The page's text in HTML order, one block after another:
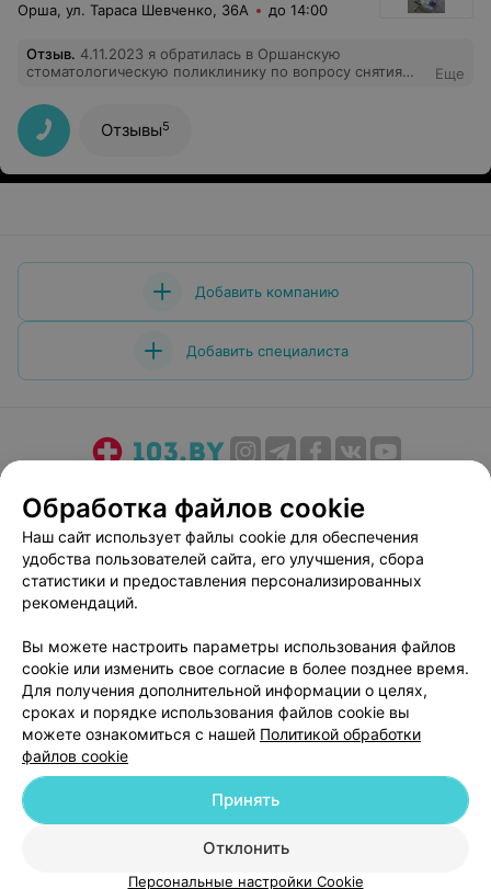
Орша, ул. Тараса Шевченко, 36А до 14:00
Отзыв. 4.11.2023 я обратилась в Оршанскую
стоматологическую поликлинику по вопросу снятия
объясняя это отсутствие боли зубов под
коронками.Хочу отметить,что снятие коронок
проводится платно.При мне был снимок на котором
видно что зуб под коронкой разрушается.Хотелось бы
знать правомерны ли действия главврача?
Еще
Отзывы5
Добавить компанию
Добавить специалиста
Медицинский маркетинг
Публичный договор
Пользовательское соглашение
Способы оплаты
Вакансии
Партнеры
Написать руководителю 103.by
Персональные настройки cookie
Обработка персональных данных
© 2026 ООО «Артокс Лаб», УНП 191700409| 220012, Республика Беларусь,
г. Минск, улица Толбухина, 2, пом. 16 | help@103.by
Обработка файлов cookie
Наш сайт использует файлы cookie для обеспечения
удобства пользователей сайта, его улучшения, сбора
статистики и предоставления персонализированных
рекомендаций.
Вы можете настроить параметры использования файлов
cookie или изменить свое согласие в более позднее время.
Для получения дополнительной информации о целях,
сроках и порядке использования файлов cookie вы
можете ознакомиться с нашей Политикой обработки
файлов cookie
Отклонить
Принять
Персональные настройки Cookie